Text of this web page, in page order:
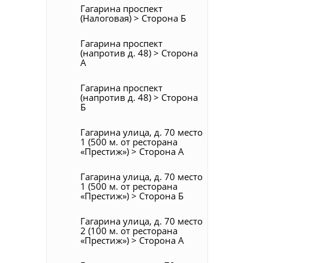
Гагарина проспект
(Налоговая) > Сторона Б
Гагарина проспект
(напротив д. 48) > Сторона
А
Гагарина проспект
(напротив д. 48) > Сторона
Б
Гагарина улица, д. 70 место
1 (500 м. от ресторана
«Престиж») > Сторона А
Гагарина улица, д. 70 место
1 (500 м. от ресторана
«Престиж») > Сторона Б
Гагарина улица, д. 70 место
2 (100 м. от ресторана
«Престиж») > Сторона А